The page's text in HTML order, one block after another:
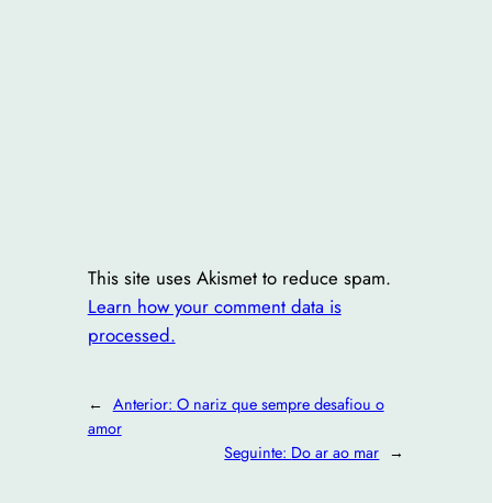
This site uses Akismet to reduce spam.
Learn how your comment data is
processed.
← Anterior: O nariz que sempre desafiou o
amor
Seguinte: Do ar ao mar →